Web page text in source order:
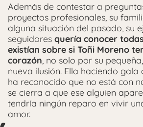
Además de contestar a
proyectos profesionales, su
alguna situación del pasado, su
seguidores quería conocer
existían sobre si Toñi Moreno
corazón , no solo por su
nueva ilusión. Ella haciendo gala
ha reconocido que no está con
se cierra a que ese alguien
tendría ningún reparo en vivir
amor.